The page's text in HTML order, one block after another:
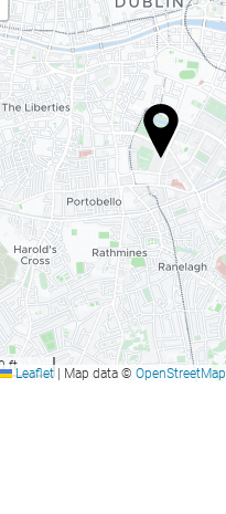
ftLeaflet Map data © OpenStreetMap